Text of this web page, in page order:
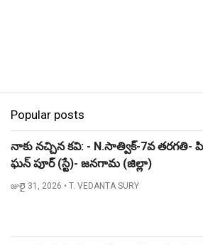
Popular posts
నాకు నచ్చిన కవి: - N.సాత్విక్-7వ తరగతి-
ఘన్ పూర్ (స్టే)- జనగామ (జిల్లా)
జులై 31, 2026 • T. VEDANTA SURY